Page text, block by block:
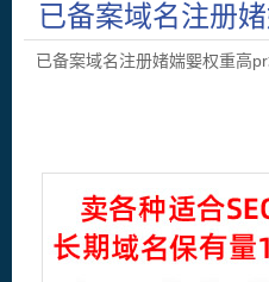
已备案域名注册
域名出售购买交
已备案域名注册媎媏媐权重高